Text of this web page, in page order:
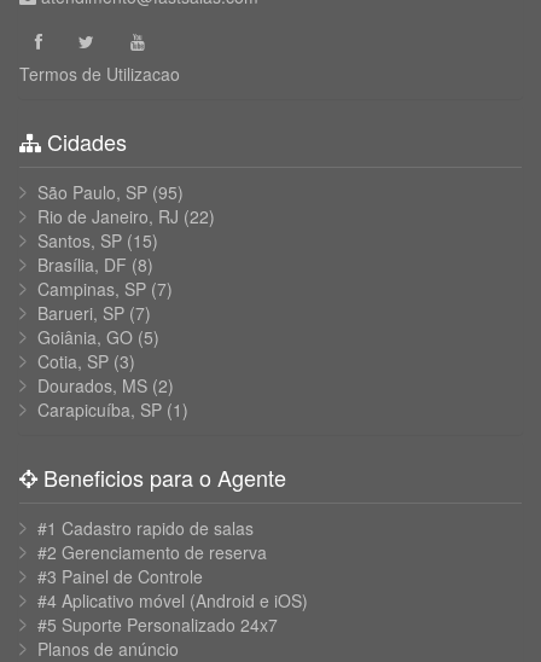
Termos de Utilizacao
Cidades
São Paulo, SP (95)
Rio de Janeiro, RJ (22)
Santos, SP (15)
Brasília, DF (8)
Campinas, SP (7)
Barueri, SP (7)
Goiânia, GO (5)
Cotia, SP (3)
Dourados, MS (2)
Carapicuíba, SP (1)
Beneficios para o Agente
#1 Cadastro rapido de salas
#2 Gerenciamento de reserva
#3 Painel de Controle
#4 Aplicativo móvel (Android e iOS)
#5 Suporte Personalizado 24x7
Planos de anúncio